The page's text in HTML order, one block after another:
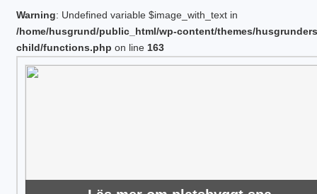
Warning: Undefined variable $image_with_text in
/home/husgrund/public_html/wp-content/themes/
child/functions.php on line 163